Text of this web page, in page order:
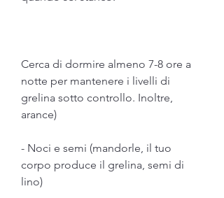
Cerca di dormire almeno 7-8 ore a
notte per mantenere i livelli di
grelina sotto controllo. Inoltre,
arance)
- Noci e semi (mandorle, il tuo
corpo produce il grelina, semi di
lino)